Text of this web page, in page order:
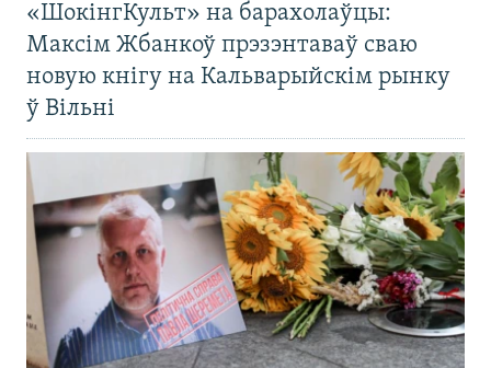
«ШокінгКульт» на барахолаўцы:
Максім Жбанкоў прэзэнтаваў сваю
новую кнігу на Кальварыйскім рынку
ў Вільні